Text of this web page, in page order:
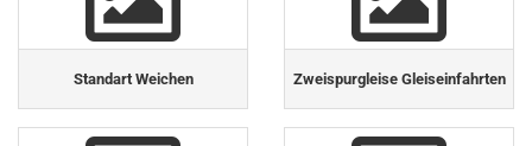
Standart Weichen Zweispurgleise Gleiseinfahrten